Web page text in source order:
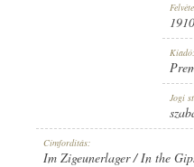
Kiadó:
Jogi
Címfordítás:
Im Zigeunerlager / In the